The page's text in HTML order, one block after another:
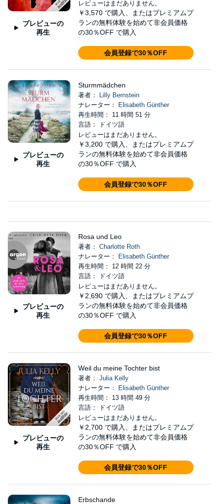
プレビューの
再生
レビューはまだありません。
￥3,570 で購入、またはプレミアムプ
ランの無料体験を始めて非会員価格
の30％OFF で購入
会員登録で30％OFF
プレビューの
再生
Sturmmädchen
著者：
Lilly Bernstein
ナレーター：
Elisabeth Günther
再生時間： 11 時間 51 分
言語： ドイツ語
レビューはまだありません。
￥3,200 で購入、またはプレミアムプ
ランの無料体験を始めて非会員価格
の30％OFF で購入
会員登録で30％OFF
プレビューの
再生
Rosa und Leo
著者： Charlotte Roth
ナレーター：
Elisabeth Günther
再生時間： 12 時間 22 分
言語： ドイツ語
レビューはまだありません。
￥2,690 で購入、またはプレミアムプ
ランの無料体験を始めて非会員価格
の30％OFF で購入
会員登録で30％OFF
プレビューの
再生
Weil du meine Tochter bist
著者： Julia Kelly
ナレーター：
Elisabeth Günther
再生時間： 13 時間 49 分
言語： ドイツ語
レビューはまだありません。
￥2,700 で購入、またはプレミアムプ
ランの無料体験を始めて非会員価格
の30％OFF で購入
会員登録で30％OFF
Erbschande